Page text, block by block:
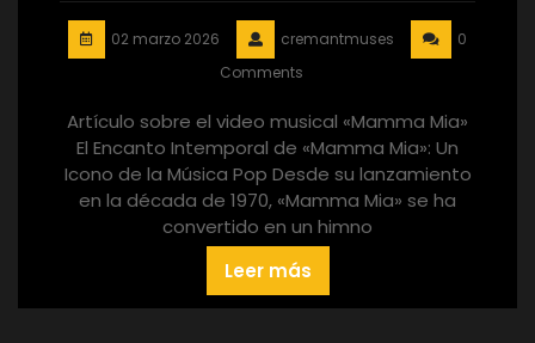
02 marzo 2026 cremantmuses
0
Comments
Artículo sobre el video musical «Mamma Mia»
El Encanto Intemporal de «Mamma Mia»: Un
Icono de la Música Pop Desde su lanzamiento
en la década de 1970, «Mamma Mia» se ha
convertido en un himno
Leer más